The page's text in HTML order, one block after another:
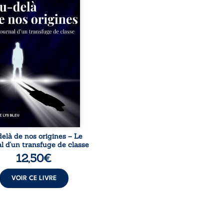
tenaient lieu de
David a choisi la
Très tôt, l’école et les
deviennent ses armes de
sociale. S’arracher à
exige pourtant un
Pris entre deux
l’homme réalise que
professionnels ne
guérissent ni ...
de nos origines – Le
d’un transfuge de classe
12,50€
VOIR CE LIVRE